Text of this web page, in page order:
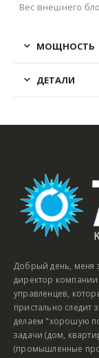
Вес внешнего
МОЩНОСТЬ
ДЕТАЛИ
Добрый день, меня
директор
управленцев,
пристально следит
делаем "хорошую
задачи (дом,
(промышленные